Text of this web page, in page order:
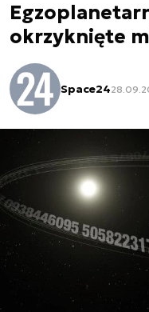
okrzyknięte
Space24